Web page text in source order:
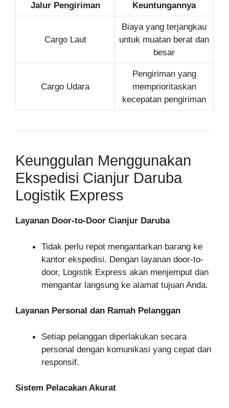
Jalur Pengiriman Keuntungannya
Cargo Laut
Biaya yang terjangkau
untuk muatan berat dan
besar
Cargo Udara
Pengiriman yang
memprioritaskan
kecepatan pengiriman
Keunggulan Menggunakan
Ekspedisi Cianjur Daruba
Logistik Express
Layanan Door-to-Door Cianjur Daruba
Tidak perlu repot mengantarkan barang ke
kantor ekspedisi. Dengan layanan door-to-
door, Logistik Express akan menjemput dan
mengantar langsung ke alamat tujuan Anda.
Layanan Personal dan Ramah Pelanggan
Setiap pelanggan diperlakukan secara
personal dengan komunikasi yang cepat dan
responsif.
Sistem Pelacakan Akurat